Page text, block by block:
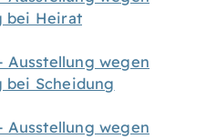
bei Heirat
Ausstellung wegen
bei Scheidung
Ausstellung wegen